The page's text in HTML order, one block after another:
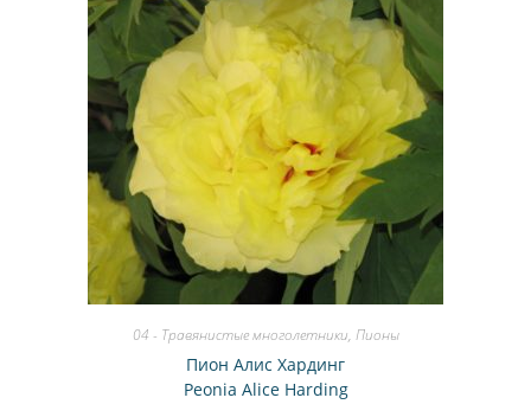
04 - Травянистые многолетники, Пионы
Пион Алис Хардинг
Peonia Alice Harding